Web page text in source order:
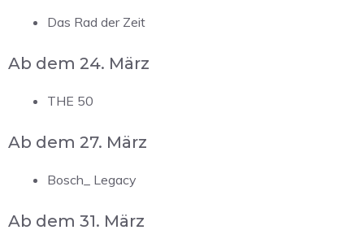
Das Rad der Zeit
Ab dem 24. März
THE 50
Ab dem 27. März
Bosch_ Legacy
Ab dem 31. März